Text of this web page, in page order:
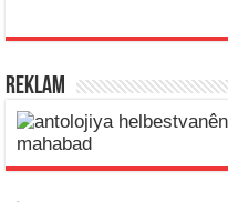
REKLAM